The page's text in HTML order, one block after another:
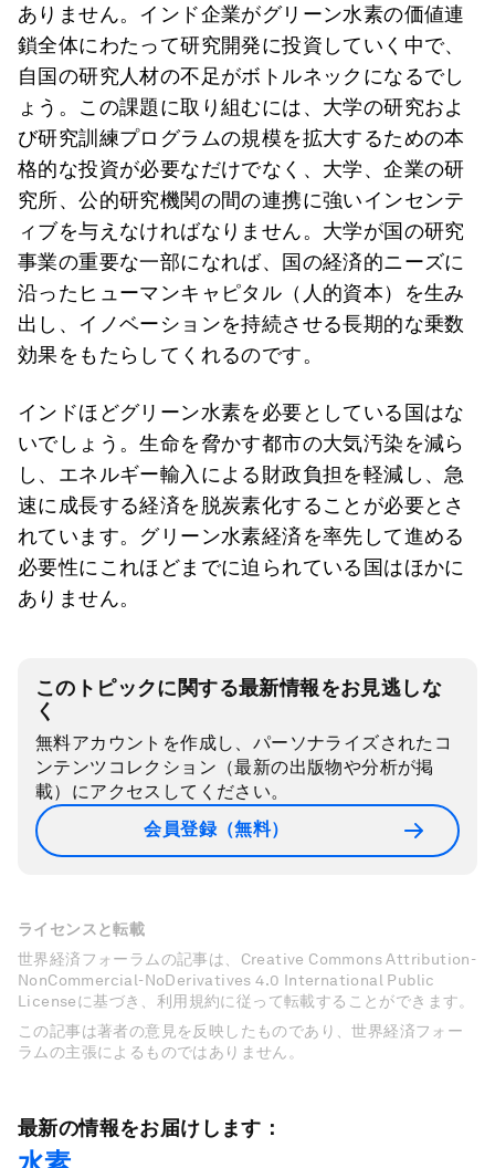
ありません。インド企業がグリーン水素の価値連
鎖全体にわたって研究開発に投資していく中で、
自国の研究人材の不足がボトルネックになるでし
ょう。この課題に取り組むには、大学の研究およ
び研究訓練プログラムの規模を拡大するための本
格的な投資が必要なだけでなく、大学、企業の研
究所、公的研究機関の間の連携に強いインセンテ
ィブを与えなければなりません。大学が国の研究
事業の重要な一部になれば、国の経済的ニーズに
沿ったヒューマンキャピタル（人的資本）を生み
出し、イノベーションを持続させる長期的な乗数
効果をもたらしてくれるのです。
インドほどグリーン水素を必要としている国はな
いでしょう。生命を脅かす都市の大気汚染を減ら
し、エネルギー輸入による財政負担を軽減し、急
速に成長する経済を脱炭素化することが必要とさ
れています。グリーン水素経済を率先して進める
必要性にこれほどまでに迫られている国はほかに
ありません。
このトピックに関する最新情報をお見逃しな
く
無料アカウントを作成し、パーソナライズされたコ
ンテンツコレクション（最新の出版物や分析が掲
載）にアクセスしてください。
会員登録（無料）
ライセンスと転載
世界経済フォーラムの記事は、Creative Commons Attribution-
NonCommercial-NoDerivatives 4.0 International Public
Licenseに基づき、利用規約に従って転載することができます。
この記事は著者の意見を反映したものであり、世界経済フォー
ラムの主張によるものではありません。
最新の情報をお届けします：